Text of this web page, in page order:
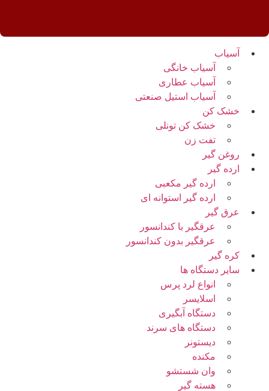
آسیاب
آسیاب خانگی
آسیاب عطاری
آسیاب استیل صنعتی
خشک کن
خشک کن تونلی
تفت زن
روغن گیر
ارده گیر
ارده گیر مکعبی
ارده گیر استوانه ای
عرق گیر
عرقگیر با کندانسور
عرقگیر بدون کندانسور
کره گیر
سایر دستگاه ها
انواع لرد پرس
اسلایسر
دستگاه آبگیری
دستگاه های سرند
دیستونر
مکنده
وان شستشو
هسته گیر